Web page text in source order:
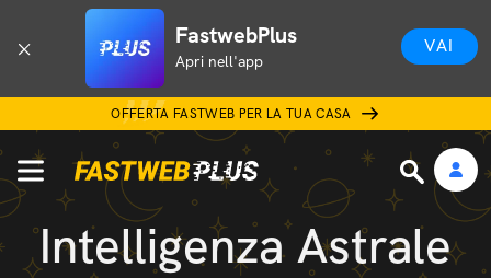
FastwebPlus
Apri nell'app
VAI
OFFERTA FASTWEB PER LA TUA CASA
Intelligenza Astrale